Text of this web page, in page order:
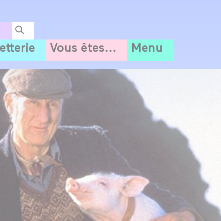
Vous êtes... Menu